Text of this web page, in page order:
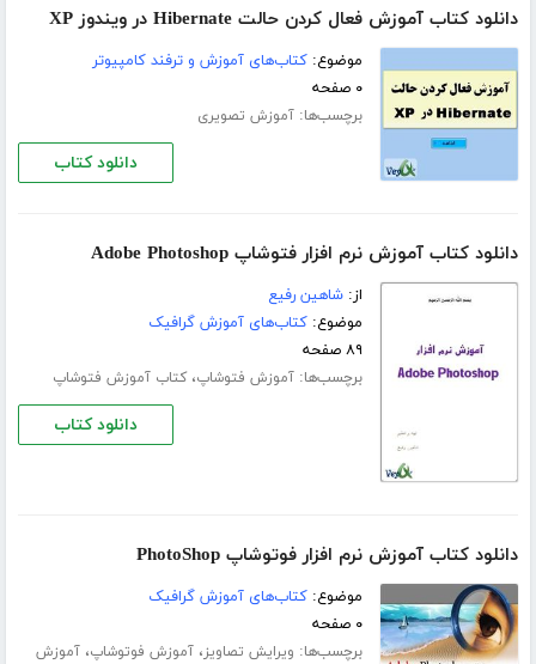
دانلود کتاب آموزش فعال کردن حالت Hibernate در ویندوز XP
موضوع:کتاب‌های آموزش و ترفند کامپیوتر
۰ صفحه
برچسب‌ها:آموزش تصویری
دانلود کتاب
دانلود کتاب آموزش نرم افزار فتوشاپ Adobe Photoshop
از:شاهین رفیع
موضوع:کتاب‌های آموزش گرافیک
۸۹ صفحه
برچسب‌ها:آموزش فتوشاپ،کتاب آموزش فتوشاپ
دانلود کتاب
دانلود کتاب آموزش نرم افزار فوتوشاپ PhotoShop
موضوع:کتاب‌های آموزش گرافیک
۰ صفحه
برچسب‌ها: ویرایش تصاویز،آموزش فوتوشاپ،آموزش